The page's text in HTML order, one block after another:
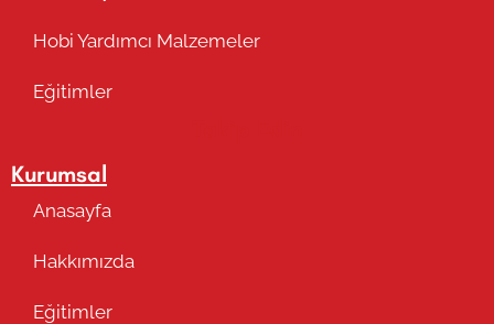
Hobi Yardımcı Malzemeler
Eğitimler
Kurumsal
Anasayfa
Hakkımızda
Eğitimler